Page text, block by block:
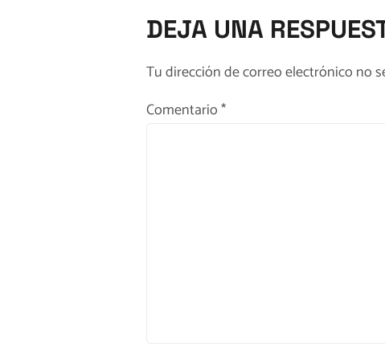
DEJA UNA
Tu dirección de correo electrónico no
Comentario*